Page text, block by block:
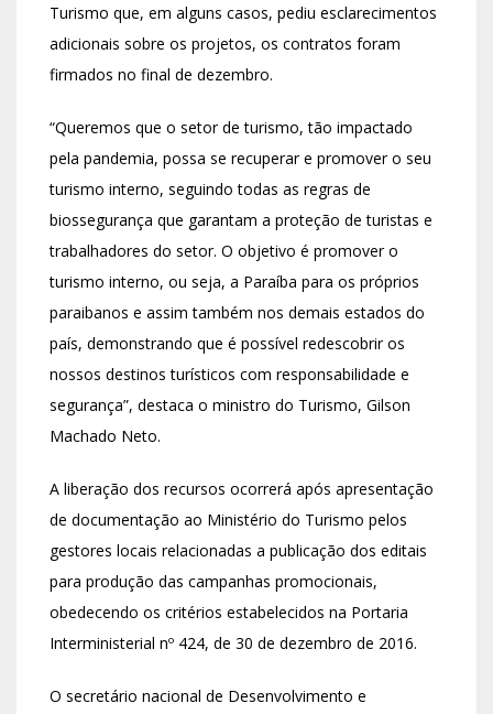
Turismo que, em alguns casos, pediu esclarecimentos
adicionais sobre os projetos, os contratos foram
firmados no final de dezembro.
“Queremos que o setor de turismo, tão impactado
pela pandemia, possa se recuperar e promover o seu
turismo interno, seguindo todas as regras de
biossegurança que garantam a proteção de turistas e
trabalhadores do setor. O objetivo é promover o
turismo interno, ou seja, a Paraíba para os próprios
paraibanos e assim também nos demais estados do
país, demonstrando que é possível redescobrir os
nossos destinos turísticos com responsabilidade e
segurança”, destaca o ministro do Turismo, Gilson
Machado Neto.
A liberação dos recursos ocorrerá após apresentação
de documentação ao Ministério do Turismo pelos
gestores locais relacionadas a publicação dos editais
para produção das campanhas promocionais,
obedecendo os critérios estabelecidos na Portaria
Interministerial nº 424, de 30 de dezembro de 2016.
O secretário nacional de Desenvolvimento e